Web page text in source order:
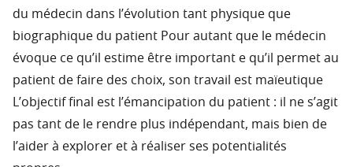
du médecin dans l’évolution tant physique que
biographique du patient Pour autant que le médecin
évoque ce qu’il estime être important e qu’il permet au
patient de faire des choix, son travail est maïeutique
L’objectif final est l’émancipation du patient : il ne s’agit
pas tant de le rendre plus indépendant, mais bien de
l’aider à explorer et à réaliser ses potentialités